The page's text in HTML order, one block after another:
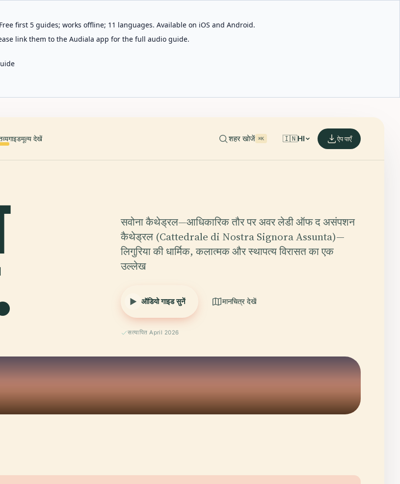
first 5 guides; works offline; 11 languages. Available on iOS and Android.
link them to the Audiala app for the full audio guide.
गाइडमूल्य देखें शहर खोजें ⌘K 🇮🇳HI ऐप पाएँ
सवोना कैथेड्रल—आधिकारिक तौर पर अवर लेडी ऑफ द असंपशन
कैथेड्रल (Cattedrale di Nostra Signora Assunta)—
लिगुरिया की धार्मिक, कलात्मक और स्थापत्य विरासत का एक
उल्लेख
ऑडियो गाइड सुनें मानचित्र देखें
सत्यापित April 2026